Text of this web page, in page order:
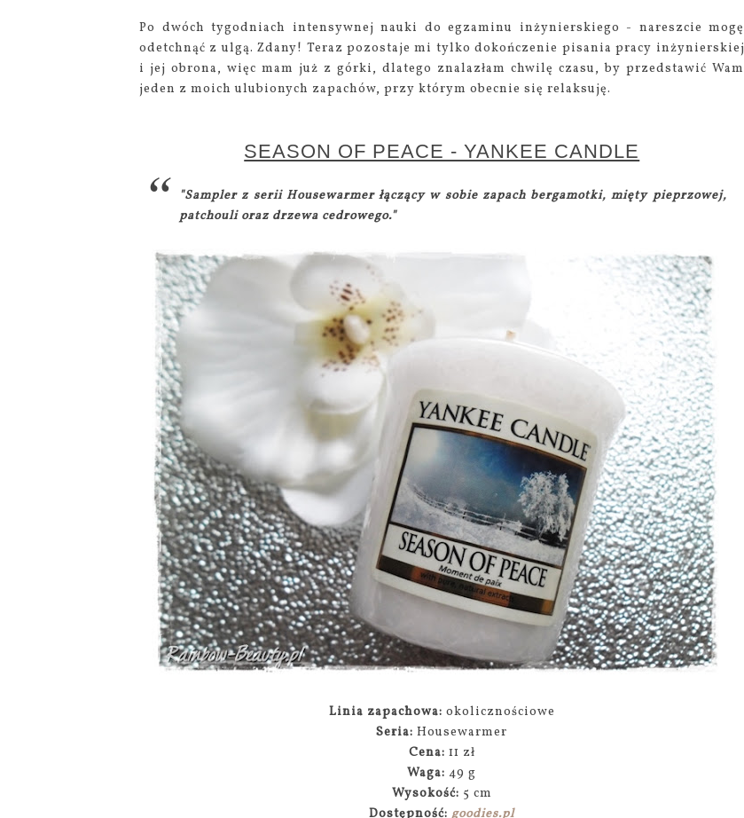
Po dwóch tygodniach intensywnej nauki do egzaminu inżynierskiego - nareszcie mogę
odetchnąć z ulgą. Zdany! Teraz pozostaje mi tylko dokończenie pisania pracy inżynierskiej
i jej obrona, więc mam już z górki, dlatego znalazłam chwilę czasu, by przedstawić Wam
jeden z moich ulubionych zapachów, przy którym obecnie się relaksuję.
SEASON OF PEACE - YANKEE CANDLE
"Sampler z serii Housewarmer łączący w sobie zapach bergamotki, mięty pieprzowej,
patchouli oraz drzewa cedrowego."
Linia zapachowa: okolicznościowe
Seria: Housewarmer
Cena: 11 zł
Waga: 49 g
Wysokość: 5 cm
Dostępność:goodies.pl